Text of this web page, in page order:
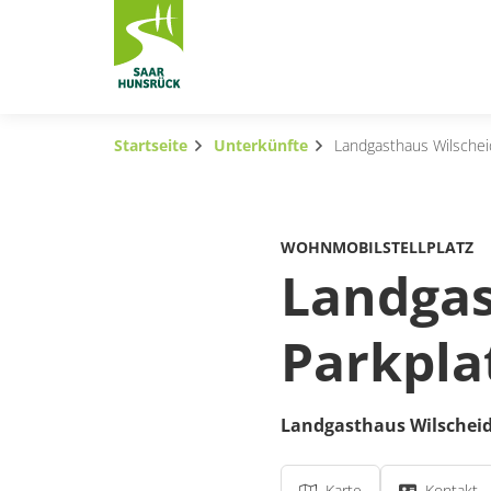
Zum Hauptinhalt springen
Startseite Unterkünfte Landgasthaus
WOHNMOBILSTELLPLATZ
Landgasthaus